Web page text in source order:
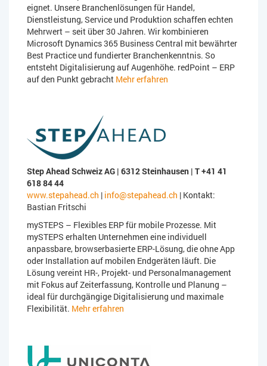
eignet. Unsere Branchenlösungen für Handel,
Dienstleistung, Service und Produktion schaffen echten
Mehrwert – seit über 30 Jahren. Wir kombinieren
Microsoft Dynamics 365 Business Central mit bewährter
Best Practice und fundierter Branchenkenntnis. So
entsteht Digitalisierung auf Augenhöhe. redPoint – ERP
auf den Punkt gebracht Mehr erfahren
Step Ahead Schweiz AG | 6312 Steinhausen | T +41 41
618 84 44
www.stepahead.ch | info@stepahead.ch | Kontakt:
Bastian Fritschi
mySTEPS – Flexibles ERP für mobile Prozesse. Mit
mySTEPS erhalten Unternehmen eine individuell
anpassbare, browserbasierte ERP-Lösung, die ohne App
oder Installation auf mobilen Endgeräten läuft. Die
Lösung vereint HR-, Projekt- und Personalmanagement
mit Fokus auf Zeiterfassung, Kontrolle und Planung –
ideal für durchgängige Digitalisierung und maximale
Flexibilität. Mehr erfahren